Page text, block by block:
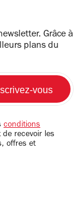
Grâce à
plans du
conditions
de recevoir les
offres et